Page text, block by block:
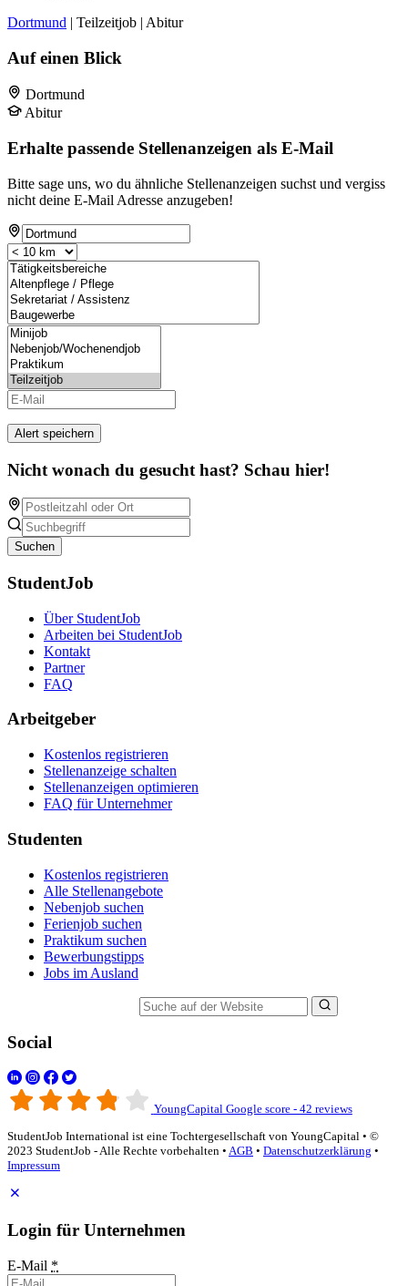
Dortmund | Teilzeitjob | Abitur
Auf einen Blick
Dortmund
Abitur
Erhalte passende Stellenanzeigen als E-Mail
Bitte sage uns, wo du ähnliche Stellenanzeigen suchst und vergiss
nicht deine E-Mail Adresse anzugeben!
Alert speichern
Nicht wonach du gesucht hast? Schau hier!
Suchen
StudentJob
Über StudentJob
Arbeiten bei StudentJob
Kontakt
Partner
FAQ
Arbeitgeber
Kostenlos registrieren
Stellenanzeige schalten
Stellenanzeigen optimieren
FAQ für Unternehmer
Studenten
Kostenlos registrieren
Alle Stellenangebote
Nebenjob suchen
Ferienjob suchen
Praktikum suchen
Bewerbungstipps
Jobs im Ausland
Social
YoungCapital Google score - 42 reviews
StudentJob International ist eine Tochtergesellschaft von YoungCapital • ©
2023 StudentJob - Alle Rechte vorbehalten • AGB • Datenschutzerklärung •
Impressum
Login für Unternehmen
E-Mail *